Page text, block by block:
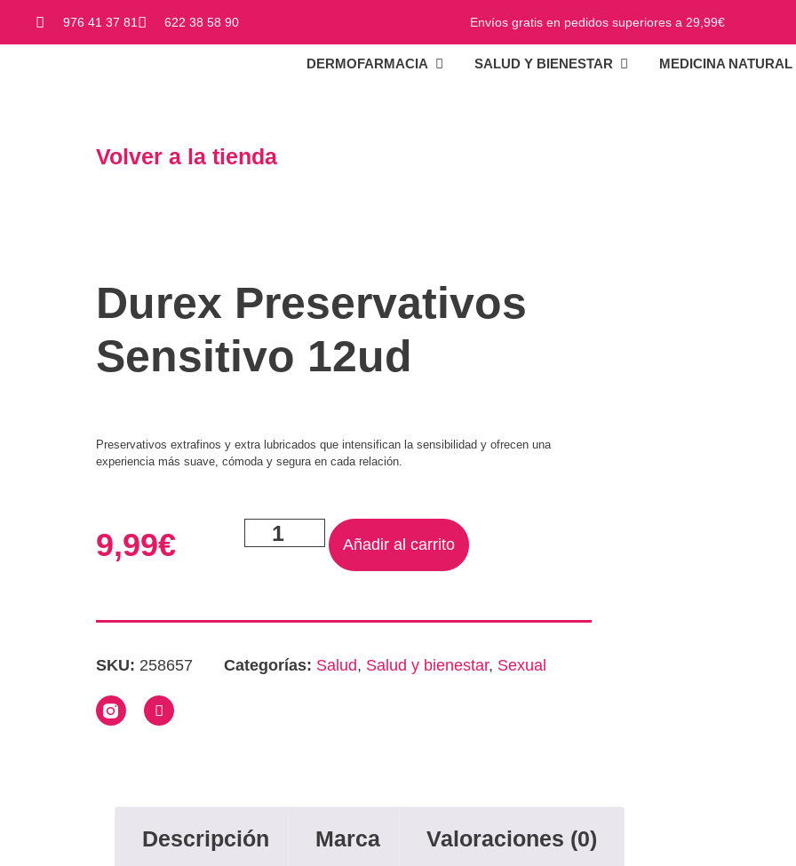
976 41 37 81 622 38 58 90 Envíos gratis en pedidos superiores a 29,99€
DERMOFARMACIA SALUD Y BIENESTAR MEDICINA NATURAL
Volver a la tienda
Durex Preservativos
Sensitivo 12ud
Preservativos extrafinos y extra lubricados que intensifican la sensibilidad y ofrecen una
experiencia más suave, cómoda y segura en cada relación.
9,99€ Añadir al carrito
SKU: 258657 Categorías: Salud, Salud y bienestar, Sexual
Descripción Marca Valoraciones (0)